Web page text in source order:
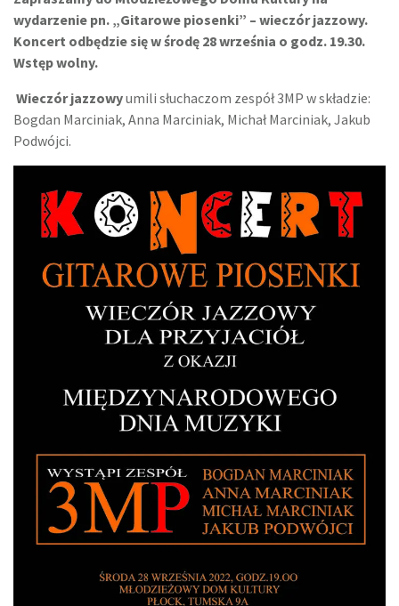
wydarzenie pn. „Gitarowe piosenki” – wieczór jazzowy.
Koncert odbędzie się w środę 28 września o godz. 19.30.
Wstęp wolny.
Wieczór jazzowyumili słuchaczom zespół 3MP w składzie:
Bogdan Marciniak, Anna Marciniak, Michał Marciniak, Jakub
Podwójci.